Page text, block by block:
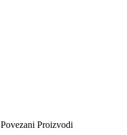
Povezani Proizvodi